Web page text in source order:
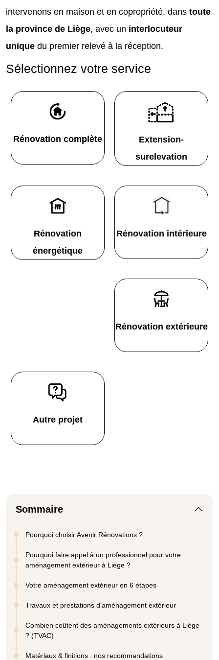
intervenons en maison et en copropriété, dans toute
la province de Liège, avec un interlocuteur
unique du premier relevé à la réception.
Sélectionnez votre service
Rénovation complète
Extension-
surelevation
Rénovation
énergétique
Rénovation intérieure
Rénovation extérieure
Autre projet
Sommaire
Pourquoi choisir Avenir Rénovations ?
Pourquoi faire appel à un professionnel pour votre
aménagement extérieur à Liège ?
Votre aménagement extérieur en 6 étapes
Travaux et prestations d’aménagement extérieur
Combien coûtent des aménagements extérieurs à Liège
? (TVAC)
Matériaux & finitions : nos recommandations